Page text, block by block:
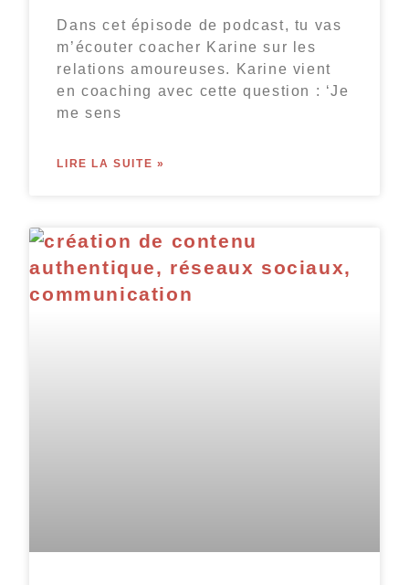
Dans cet épisode de podcast, tu vas
m’écouter coacher Karine sur les
relations amoureuses. Karine vient
en coaching avec cette question : ‘Je
me sens
LIRE LA SUITE »